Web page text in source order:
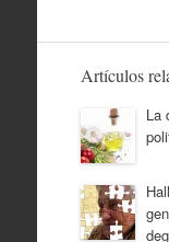
Artículos
La